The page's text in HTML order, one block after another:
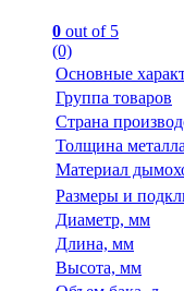
0 out of 5
(0)
Основные
Группа товаров
Страна
Толщина
Материал
Размеры и
Диаметр, мм
Длина, мм
Высота, мм